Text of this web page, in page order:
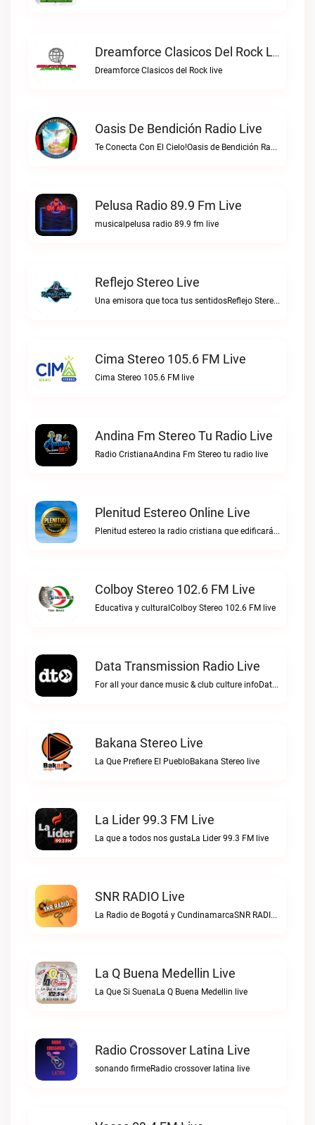
Dreamforce Clasicos Del Rock Live
Dreamforce Clasicos del Rock live
Oasis De Bendición Radio Live
Te Conecta Con El Cielo!Oasis de Bendición Radio live
Pelusa Radio 89.9 Fm Live
musicalpelusa radio 89.9 fm live
Reflejo Stereo Live
Una emisora que toca tus sentidosReflejo Stereo live
Cima Stereo 105.6 FM Live
Cima Stereo 105.6 FM live
Andina Fm Stereo Tu Radio Live
Radio CristianaAndina Fm Stereo tu radio live
Plenitud Estereo Online Live
Plenitud estereo la radio cristiana que edificará tu vida.Plenitud Estereo Online live
Colboy Stereo 102.6 FM Live
Educativa y culturalColboy Stereo 102.6 FM live
Data Transmission Radio Live
For all your dance music & club culture infoData Transmission Radio live
Bakana Stereo Live
La Que Prefiere El PuebloBakana Stereo live
La Lider 99.3 FM Live
La que a todos nos gustaLa Lider 99.3 FM live
SNR RADIO Live
La Radio de Bogotá y CundinamarcaSNR RADIO live
La Q Buena Medellin Live
La Que Si SuenaLa Q Buena Medellin live
Radio Crossover Latina Live
sonando firmeRadio crossover latina live